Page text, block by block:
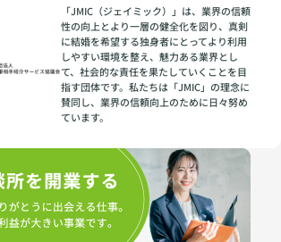
「JMIC（ジェイミック）」は、業界の信頼
性の向上とより一層の健全化を図り、真剣
に結婚を希望する独身者にとってより利用
しやすい環境を整え、魅力ある業界とし
て、社会的な責任を果たしていくことを目
指す団体です。私たちは「JMIC」の理念に
賛同し、業界の信頼向上のために日々努め
ています。